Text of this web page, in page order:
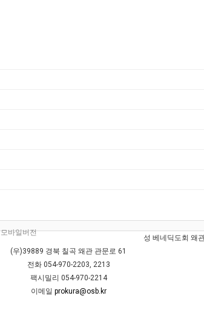
모바일버전
성 베네딕도회 왜
(우)39889 경북 칠곡 왜관 관문로 61
전화 054-970-2203, 2213
팩시밀리 054-970-2214
이메일 prokura@osb.kr